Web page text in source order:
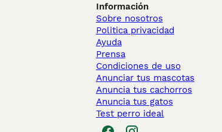
Información
Sobre nosotros
Politica privacidad
Ayuda
Prensa
Condiciones de uso
Anunciar tus mascotas
Anuncia tus cachorros
Anuncia tus gatos
Test perro ideal